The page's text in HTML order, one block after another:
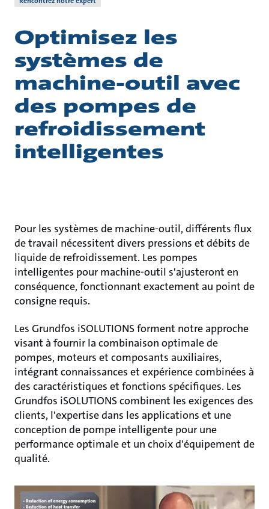
Optimisez les
systèmes de
machine-outil avec
des pompes de
refroidissement
intelligentes
Pour les systèmes de machine-outil, différents flux
de travail nécessitent divers pressions et débits de
liquide de refroidissement. Les pompes
intelligentes pour machine-outil s'ajusteront en
conséquence, fonctionnant exactement au point de
consigne requis.
Les Grundfos iSOLUTIONS forment notre approche
visant à fournir la combinaison optimale de
pompes, moteurs et composants auxiliaires,
intégrant connaissances et expérience combinées à
des caractéristiques et fonctions spécifiques. Les
Grundfos iSOLUTIONS combinent les exigences des
clients, l'expertise dans les applications et une
conception de pompe intelligente pour une
performance optimale et un choix d'équipement de
qualité.